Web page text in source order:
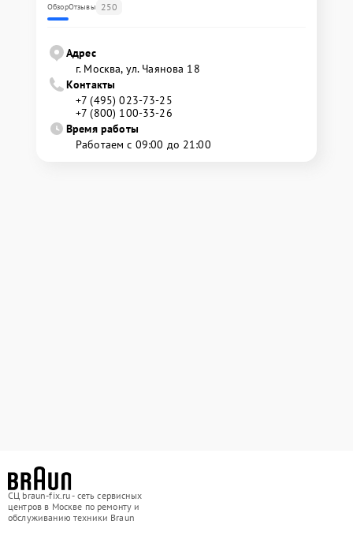
ОбзорОтзывы 250
Адрес
г. Москва, ул. Чаянова 18
Контакты
+7 (495) 023-73-25
+7 (800) 100-33-26
Время работы
Работаем с 09:00 до 21:00
СЦ braun-fix.ru - сеть сервисных
центров в Москве по ремонту и
обслуживанию техники Braun